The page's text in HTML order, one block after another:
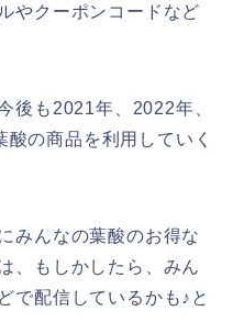
やクーポンコードなど
後も2021年、2022年、
の商品を利用していく
みんなの葉酸のお得な
、もしかしたら、みん
で配信しているかも♪と